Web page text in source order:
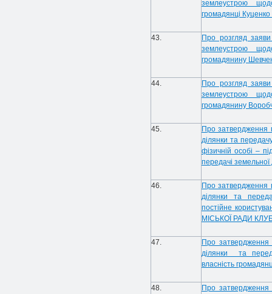
землеустрою
громадянці Куценко
43.
Про розгляд
землеустрою
громадянину
44.
Про розгляд
землеустрою
громадянину
45.
Про затвердження
ділянки та
фізичній особі –
передачі
46.
Про затвердження
ділянки та
постійне
МІСЬКОЇ РАДИ
47.
Про затвердження
ділянки та
власність
48.
Про затвердження